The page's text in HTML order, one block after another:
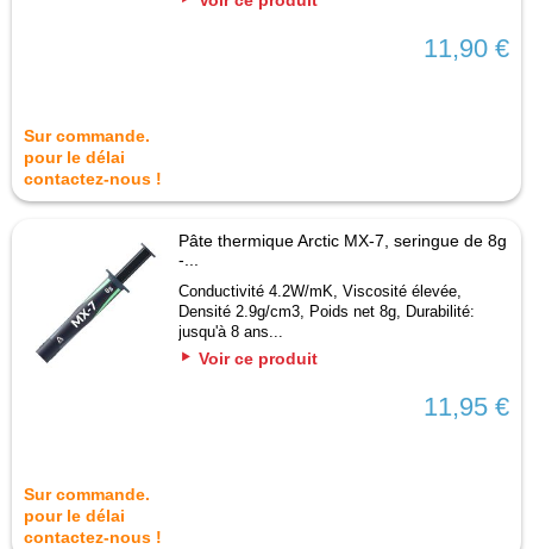
11,90 €
Sur commande.
pour le délai
contactez-nous !
Pâte thermique Arctic MX-7, seringue de 8g
-...
Conductivité 4.2W/mK, Viscosité élevée,
Densité 2.9g/cm3, Poids net 8g, Durabilité:
jusqu'à 8 ans...
Voir ce produit
11,95 €
Sur commande.
pour le délai
contactez-nous !